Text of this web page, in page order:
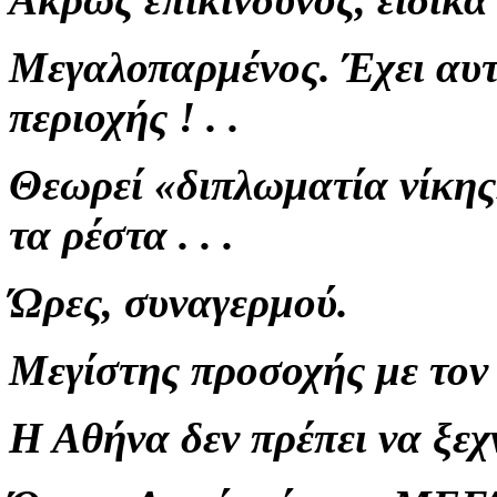
Μεγαλοπαρμένος. Έχει
περιοχής ! . .
Θεωρεί «διπλωματία
τα ρέστα . . .
Ώρες, συναγερμού.
Μεγίστης προσοχής με
Η Αθήνα δεν πρέπει να